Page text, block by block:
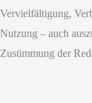
Vervielfältigung,
Nutzung – auch
Zustimmung der